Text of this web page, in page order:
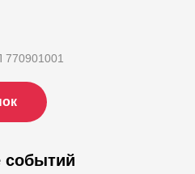
событий